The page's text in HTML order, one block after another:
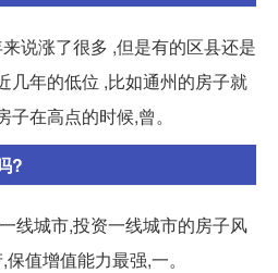
说涨了很多 ,但是有的区县还是
几年的低位 ,比如通州的房子就
在高点的时候,曾。
?
线城市,投资一线城市的房子风
值增值能力最强,一。